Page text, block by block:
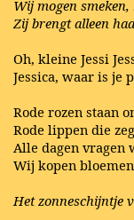
Wij mogen
Zij brengt alleen
Oh, kleine Jessi
Jessica, waar is je
Rode rozen staan
Rode lippen die
Alle dagen vragen
Wij kopen
Het zonneschijntje